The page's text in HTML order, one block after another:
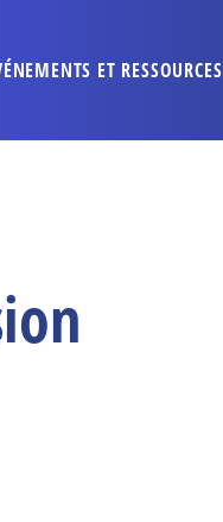
ET RESSOURCES